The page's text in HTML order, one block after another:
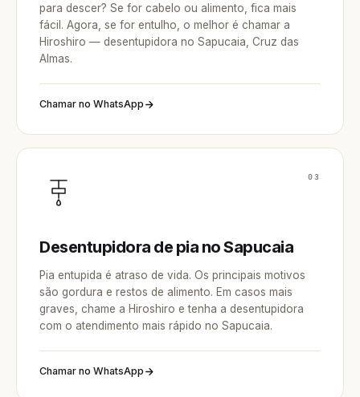
para descer? Se for cabelo ou alimento, fica mais
fácil. Agora, se for entulho, o melhor é chamar a
Hiroshiro — desentupidora no Sapucaia, Cruz das
Almas.
Chamar no WhatsApp
03
Desentupidora de pia no Sapucaia
Pia entupida é atraso de vida. Os principais motivos
são gordura e restos de alimento. Em casos mais
graves, chame a Hiroshiro e tenha a desentupidora
com o atendimento mais rápido no Sapucaia.
Chamar no WhatsApp